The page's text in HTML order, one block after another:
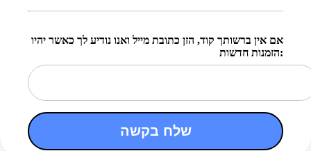
אם אין ברשותך קוד, הזן כתובת מייל ואנו נודיע לך כאשר יהיו
הזמנות חדשות:
שלח בקשה